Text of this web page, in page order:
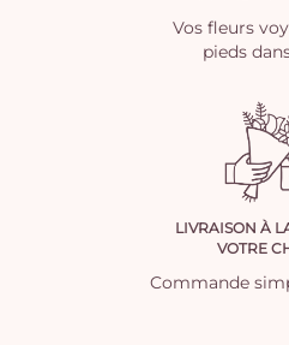
Vos fleurs
pieds
LIVRAISON À
VOTRE
Commande